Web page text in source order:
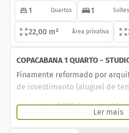
1 Quartos 1 Suítes
22,00 m² Área privativa
COPACABANA 1 QUARTO -
Finamente reformado por
de investimento (aluguel de
Lucrum Imobiliária vende
Copacabana, a menos de 10
Ler mais